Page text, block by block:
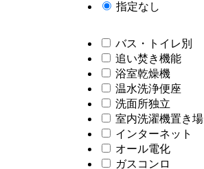
指定なし
バス・トイレ別
追い焚き機能
浴室乾燥機
温水洗浄便座
洗面所独立
室内洗濯機置き場
インターネット
オール電化
ガスコンロ